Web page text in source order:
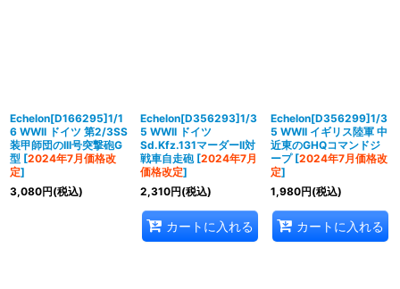
Echelon[D166295]1/1
6 WWII ドイツ 第2/3SS
装甲師団のIII号突撃砲G
型 [2024年7月価格改
定]
3,080円(税込)
Echelon[D356293]1/3
5 WWII ドイツ
Sd.Kfz.131マーダーII対
戦車自走砲 [2024年7月
価格改定]
2,310円(税込)
カートに入れる
Echelon[D356299]1/3
5 WWII イギリス陸軍 中
近東のGHQコマンドジ
ープ [2024年7月価格改
定]
1,980円(税込)
カートに入れる